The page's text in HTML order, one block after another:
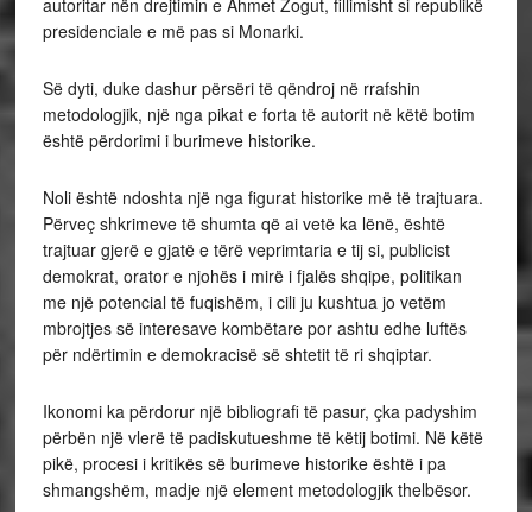
presidenciale e më pas si Monarki.
Së dyti, duke dashur përsëri të qëndroj në rrafshin
metodologjik, një nga pikat e forta të autorit në këtë botim
është përdorimi i burimeve historike.
Noli është ndoshta një nga figurat historike më të trajtuara.
Përveç shkrimeve të shumta që ai vetë ka lënë, është
trajtuar gjerë e gjatë e tërë veprimtaria e tij si, publicist
demokrat, orator e njohës i mirë i fjalës shqipe, politikan
me një potencial të fuqishëm, i cili ju kushtua jo vetëm
mbrojtjes së interesave kombëtare por ashtu edhe luftës
për ndërtimin e demokracisë së shtetit të ri shqiptar.
Ikonomi ka përdorur një bibliografi të pasur, çka padyshim
përbën një vlerë të padiskutueshme të këtij botimi. Në këtë
pikë, procesi i kritikës së burimeve historike është i pa
shmangshëm, madje një element metodologjik thelbësor.